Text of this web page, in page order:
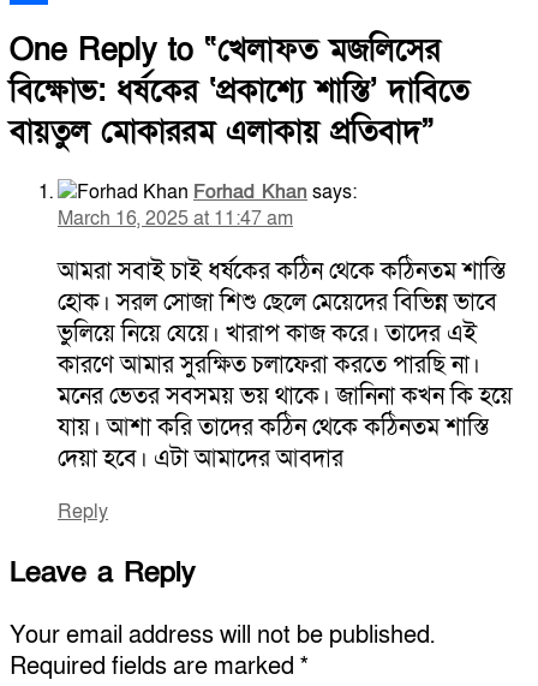
One Reply to “খেলাফত মজলিসের
বিক্ষোভ: ধর্ষকের ‘প্রকাশ্যে শাস্তি’ দাবিতে
বায়তুল মোকাররম এলাকায় প্রতিবাদ”
Forhad Khan says:
March 16, 2025 at 11:47 am
আমরা সবাই চাই ধর্ষকের কঠিন থেকে কঠিনতম শাস্তি
হোক। সরল সোজা শিশু ছেলে মেয়েদের বিভিন্ন ভাবে
ভুলিয়ে নিয়ে যেয়ে। খারাপ কাজ করে। তাদের এই
কারণে আমার সুরক্ষিত চলাফেরা করতে পারছি না।
মনের ভেতর সবসময় ভয় থাকে। জানিনা কখন কি হয়ে
যায়। আশা করি তাদের কঠিন থেকে কঠিনতম শাস্তি
দেয়া হবে। এটা আমাদের আবদার
Reply
Leave a Reply
Your email address will not be published.
Required fields are marked *